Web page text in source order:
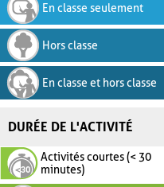
En classe seulement
Hors classe
En classe et hors classe
DURÉE DE L'ACTIVITÉ
Activités courtes (< 30
minutes)